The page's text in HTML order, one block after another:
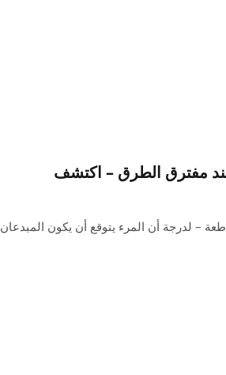
مفترق الطرق – اكتشف
– لدرجة أن المرء يتوقع أن يكون المبدعان